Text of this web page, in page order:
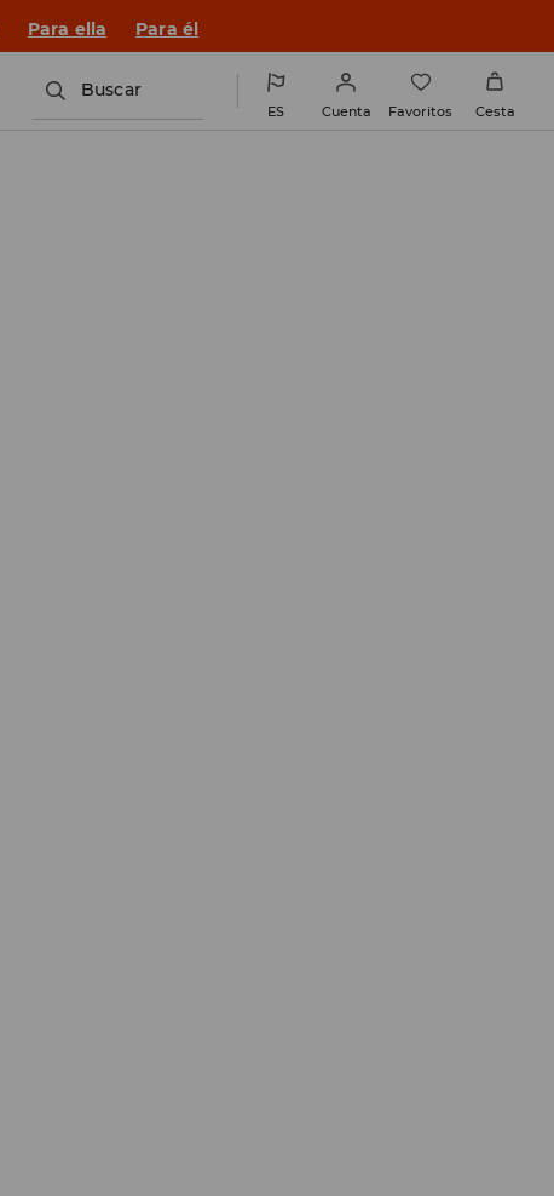
Para ella Para él
Buscar
ES Cuenta Favoritos Cesta